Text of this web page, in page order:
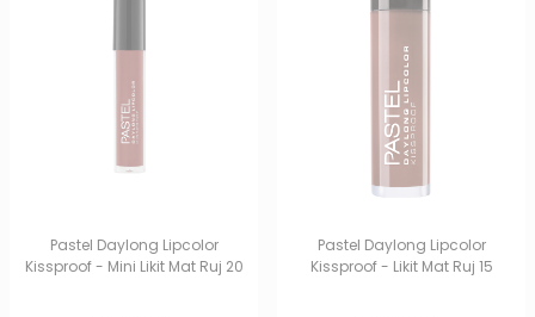
Pastel Daylong Lipcolor
Kissproof - Mini Likit Mat Ruj 20
Pastel Daylong Lipcolor
Kissproof - Likit Mat Ruj 15